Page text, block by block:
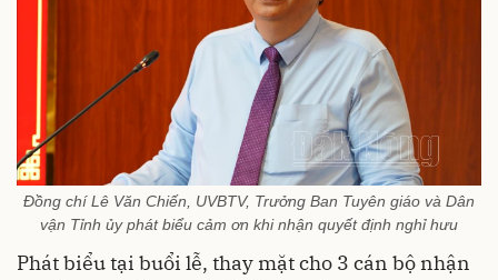
Đồng chí Lê Văn Chiến, UVBTV, Trưởng Ban Tuyên giáo và Dân
vận Tỉnh ủy phát biểu cảm ơn khi nhận quyết định nghỉ hưu
Phát biểu tại buổi lễ, thay mặt cho 3 cán bộ nhận